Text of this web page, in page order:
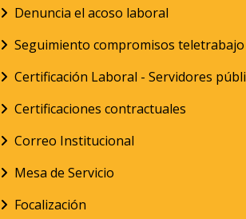
Denuncia el acoso laboral
Seguimiento compromisos teletrabajo
Certificación Laboral - Servidores
Certificaciones contractuales
Correo Institucional
Mesa de Servicio
Focalización